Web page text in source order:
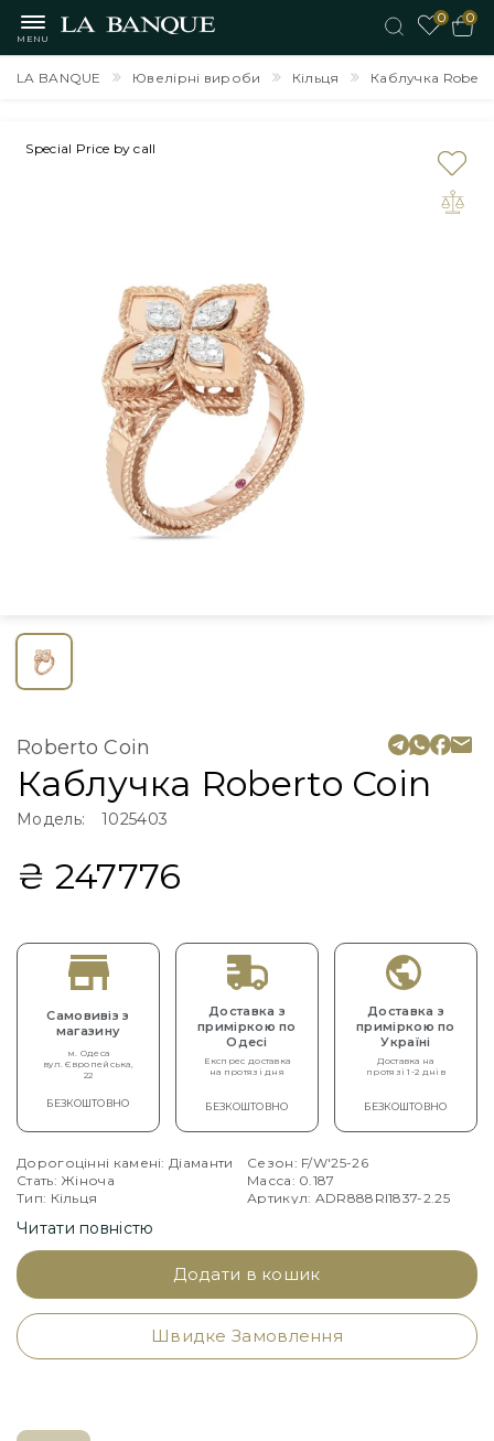
MENU
0
0
LA BANQUE Ювелірні вироби Кільця Каблучка
Special Price by call
Roberto Coin
Каблучка Roberto Coin
Модель: 1025403
₴ 247776
Самовивіз з
магазину
м. Одеса
вул. Європейська,
22
БЕЗКОШТОВНО
Доставка з
приміркою по
Одесі
Експрес доставка
на протязі дня
БЕЗКОШТОВНО
Доставка з
приміркою по
Україні
Доставка на
протязі 1-2 днів
БЕЗКОШТОВНО
Дорогоцінні камені: Діаманти
Стать: Жіноча
Тип: Кільця
Сезон: F/W'25-26
Масса: 0.187
Артикул: ADR888RI1837-2.25
Читати повністю
Додати в кошик
Швидке Замовлення